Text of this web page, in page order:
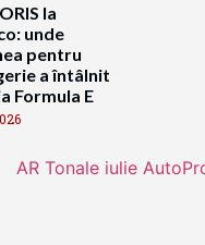
la
unde
pentru
a întâlnit
Formula E